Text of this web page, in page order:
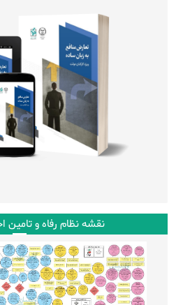
نقشه نظام رفاه و تامین